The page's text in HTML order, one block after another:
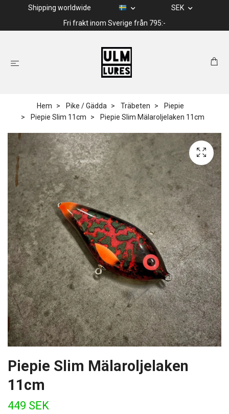
Shipping worldwide
SEK
Fri frakt inom Sverige från 795:-
Hem Pike / Gädda Träbeten
Piepie
Piepie Slim 11cm
Piepie Slim Mälaroljelaken 11cm
Piepie Slim Mälaroljelaken
11cm
449 SEK